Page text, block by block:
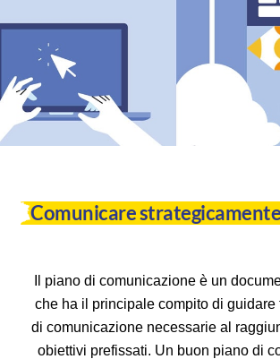
Comunicare strategicamente​
Il piano di comunicazione è un
che ha il principale compito di guidare
di comunicazione necessarie al
obiettivi prefissati. Un buon piano di